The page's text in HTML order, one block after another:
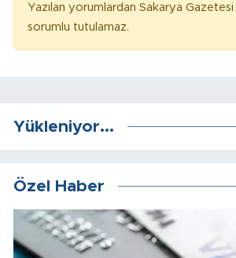
Yazılan yorumlardan Sakarya
sorumlu tutulamaz.
Yükleniyor...
Özel Haber